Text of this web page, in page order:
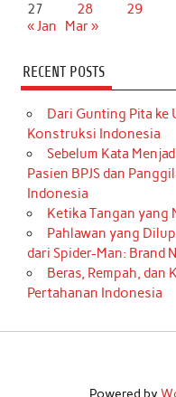
27
28
29
« Jan
Mar »
RECENT POSTS
Dari Gunting Pita ke
Konstruksi Indonesia
Sebelum Kata
Pasien BPJS dan
Indonesia
Ketika Tangan yang
Pahlawan yang
dari Spider-Man: Brand
Beras, Rempah, dan
Pertahanan Indonesia
Powered by